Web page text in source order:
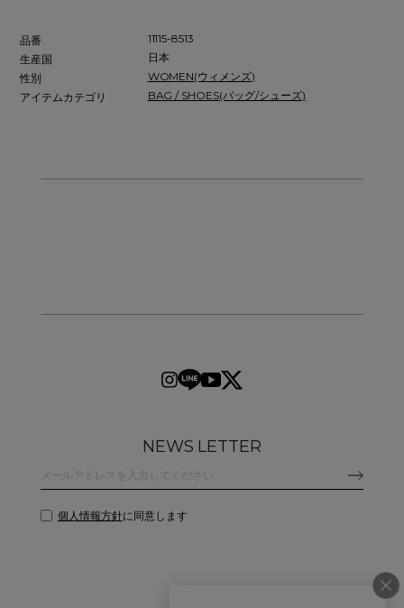
品番
11115-8513
生産国
日本
性別
WOMEN(ウィメンズ)
アイテムカテゴリ
BAG / SHOES(バッグ/シューズ)
NEWS LETTER
個人情報方針に同意します